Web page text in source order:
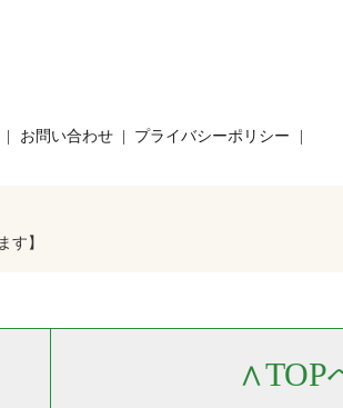
∧TOP
お問い合わせ
プライバシーポリシー
す】